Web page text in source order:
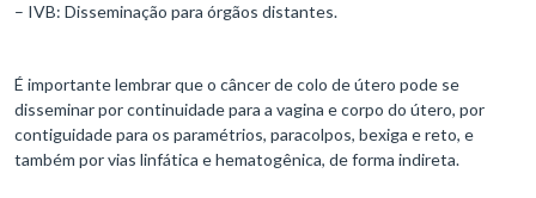
– IVB: Disseminação para órgãos distantes.
É importante lembrar que o câncer de colo de útero pode se
disseminar por continuidade para a vagina e corpo do útero, por
contiguidade para os paramétrios, paracolpos, bexiga e reto, e
também por vias linfática e hematogênica, de forma indireta.